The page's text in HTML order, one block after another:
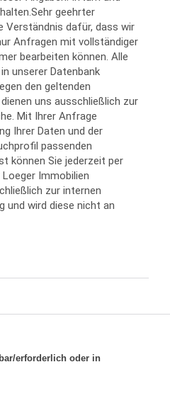
geehrter
Verständnis dafür, dass wir
Anfragen mit vollständiger
bearbeiten können. Alle
unserer Datenbank
den geltenden
uns ausschließlich zur
Mit Ihrer Anfrage
Ihrer Daten und der
passenden
können Sie jederzeit per
Immobilien
zur internen
und wird diese nicht an
erforderlich oder in